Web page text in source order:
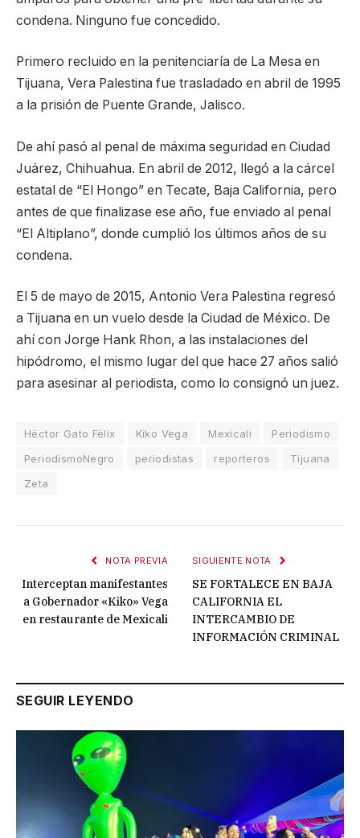
condena. Ninguno fue concedido.
Primero recluido en la penitenciaría de La Mesa en
Tijuana, Vera Palestina fue trasladado en abril de 1995
a la prisión de Puente Grande, Jalisco.
De ahí pasó al penal de máxima seguridad en Ciudad
Juárez, Chihuahua. En abril de 2012, llegó a la cárcel
estatal de “El Hongo” en Tecate, Baja California, pero
antes de que finalizase ese año, fue enviado al penal
“El Altiplano”, donde cumplió los últimos años de su
condena.
El 5 de mayo de 2015, Antonio Vera Palestina regresó
a Tijuana en un vuelo desde la Ciudad de México. De
ahí con Jorge Hank Rhon, a las instalaciones del
hipódromo, el mismo lugar del que hace 27 años salió
para asesinar al periodista, como lo consignó un juez.
Héctor Gato Félix Kiko Vega Mexicali
Periodismo
PeriodismoNegro
periodistas reporteros
Tijuana
Zeta
NOTA PREVIA
Interceptan manifestantes
a Gobernador «Kiko» Vega
en restaurante de Mexicali
SIGUIENTE NOTA
SE FORTALECE EN BAJA
CALIFORNIA EL
INTERCAMBIO DE
INFORMACIÓN CRIMINAL
SEGUIR LEYENDO